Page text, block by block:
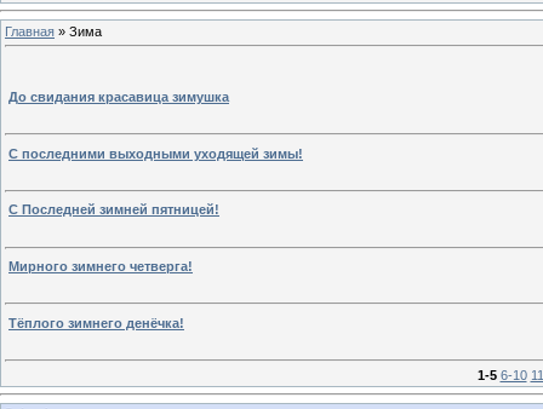
Главная » Зима
До свидания красавица зимушка
С последними выходными уходящей зимы!
С Последней зимней пятницей!
Мирного зимнего четверга!
Тёплого зимнего денёчка!
1-5 6-10